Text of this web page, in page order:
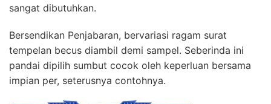
sangat dibutuhkan.
Bersendikan Penjabaran, bervariasi ragam surat
tempelan becus diambil demi sampel. Seberinda ini
pandai dipilih sumbut cocok oleh keperluan bersama
impian per, seterusnya contohnya.